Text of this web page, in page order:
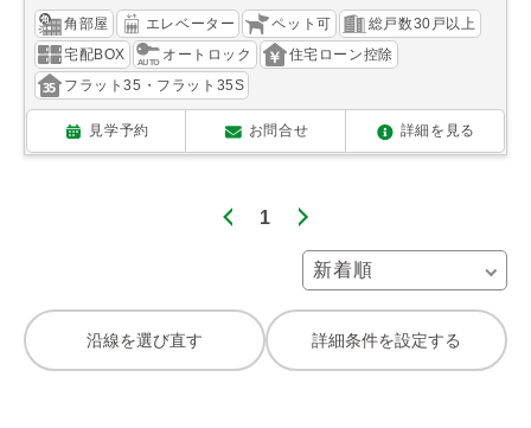
角部屋 エレベーター ペット可
総戸数30戸以上
宅配BOX
オートロック
住宅ローン控除
フラット35・フラット35S
見学予約 お問合せ 詳細を見る
1
沿線を選び直す 詳細条件を設定する